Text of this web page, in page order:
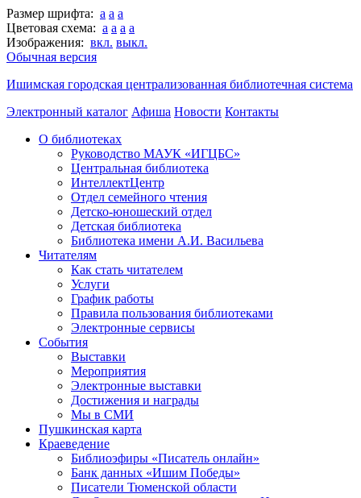
Размер шрифта: a a a
Цветовая схема: a a a a
Изображения: вкл. выкл.
Обычная версия
Ишимская городская централизованная библиотечная система
Электронный каталог Афиша Новости Контакты
О библиотеках
Руководство МАУК «ИГЦБС»
Центральная библиотека
ИнтеллектЦентр
Отдел семейного чтения
Детско-юношеский отдел
Детская библиотека
Библиотека имени А.И. Васильева
Читателям
Как стать читателем
Услуги
График работы
Правила пользования библиотеками
Электронные сервисы
События
Выставки
Мероприятия
Электронные выставки
Достижения и награды
Мы в СМИ
Пушкинская карта
Краеведение
Библиоэфиры «Писатель онлайн»
Банк данных «Ишим Победы»
Писатели Тюменской области